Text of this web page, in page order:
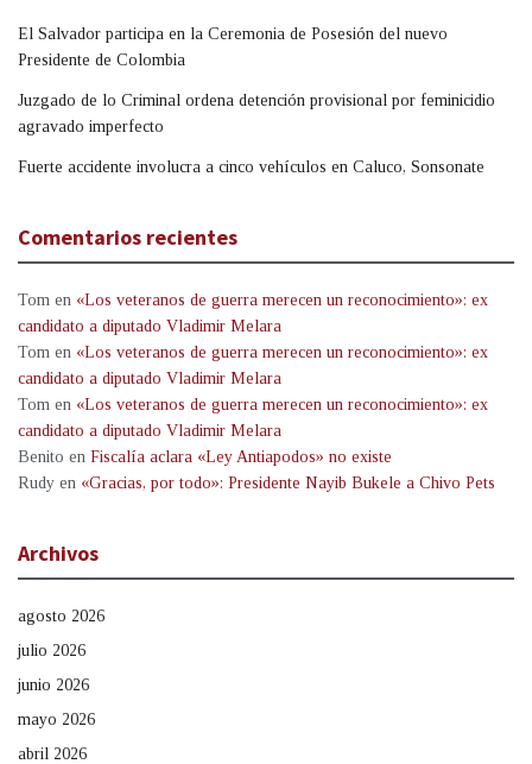
El Salvador participa en la Ceremonia de Posesión del nuevo
Presidente de Colombia
Juzgado de lo Criminal ordena detención provisional por feminicidio
agravado imperfecto
Fuerte accidente involucra a cinco vehículos en Caluco, Sonsonate
Comentarios recientes
Tom en «Los veteranos de guerra merecen un reconocimiento»: ex
candidato a diputado Vladimir Melara
Tom en «Los veteranos de guerra merecen un reconocimiento»: ex
candidato a diputado Vladimir Melara
Tom en «Los veteranos de guerra merecen un reconocimiento»: ex
candidato a diputado Vladimir Melara
Benito en Fiscalía aclara «Ley Antiapodos» no existe
Rudy en «Gracias, por todo»: Presidente Nayib Bukele a Chivo Pets
Archivos
agosto 2026
julio 2026
junio 2026
mayo 2026
abril 2026